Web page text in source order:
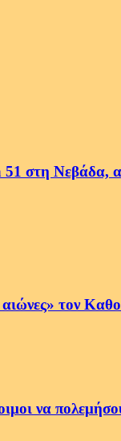
στη Νεβάδα,
τον
να